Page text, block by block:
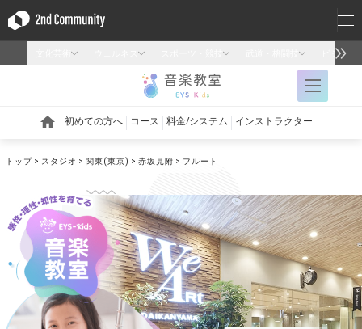
トップ スタジオ 関東(東京) 赤坂見附 フルート